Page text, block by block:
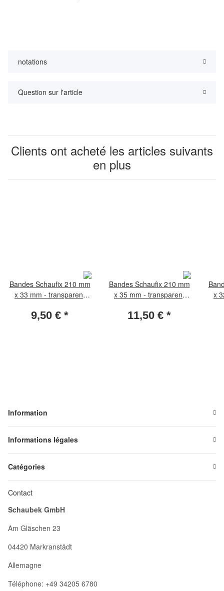
notations
Question sur l'article
Clients ont acheté les articles suivants
en plus
Bandes Schaufix 210 mm
x 33 mm - transparent
9,50 € *
Bandes Schaufix 210 mm
x 35 mm - transparent
11,50 € *
x
Information
Informations légales
Catégories
Contact
Schaubek GmbH
Am Gläschen 23
04420 Markranstädt
Allemagne
Téléphone: +49 34205 6780